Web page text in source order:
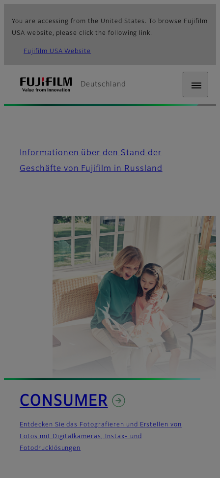
You are accessing from the United States. To browse Fujifilm
USA website, please click the following link.
Fujifilm USA Website
Deutschland
Informationen über den Stand der
Geschäfte von Fujifilm in Russland
CONSUMER
Entdecken Sie das Fotografieren und Erstellen von
Fotos mit Digitalkameras, Instax- und
Fotodrucklösungen